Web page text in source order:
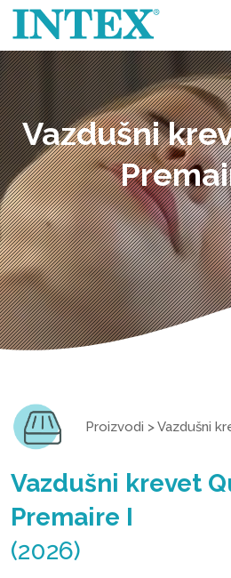
Vazdušni
Proizvodi >Vazdušni
Vazdušni krevet
Premaire I
(2026)